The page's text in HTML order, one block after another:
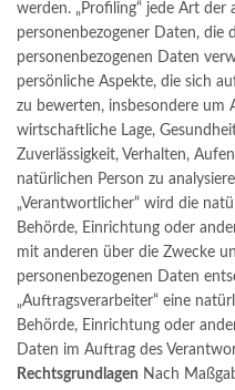
werden. „Profiling“ jede Art
personenbezogener Daten, die
personenbezogenen Daten
persönliche Aspekte, die sich
zu bewerten, insbesondere um
wirtschaftliche Lage,
Zuverlässigkeit, Verhalten,
natürlichen Person zu
„Verantwortlicher“ wird die
Behörde, Einrichtung oder
mit anderen über die Zwecke
personenbezogenen Daten
„Auftragsverarbeiter“ eine
Behörde, Einrichtung oder
Daten im Auftrag des
Rechtsgrundlagen Nach